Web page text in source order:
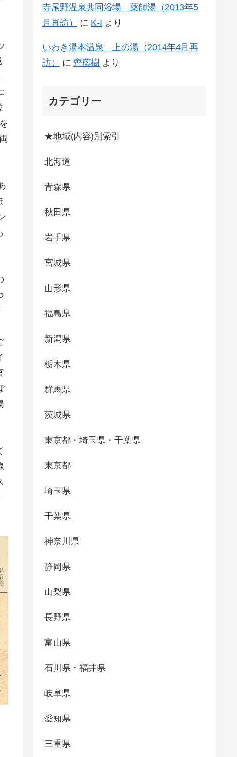
寺尾野温泉共同浴場 薬師湯（2013年5
月再訪）
に K-I より
いわき湯本温泉 上の湯（2014年4月再
訪）
に 齊藤樹 より
カテゴリー
★地域(内容)別索引
北海道
青森県
秋田県
岩手県
宮城県
山形県
福島県
新潟県
栃木県
群馬県
茨城県
東京都・埼玉県・千葉県
東京都
埼玉県
千葉県
神奈川県
静岡県
山梨県
長野県
富山県
石川県・福井県
岐阜県
愛知県
三重県